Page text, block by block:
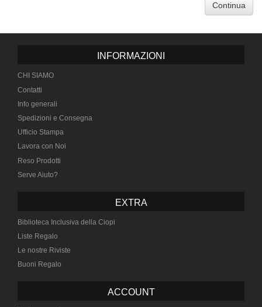
Continua
INFORMAZIONI
CHI SIAMO
Contatti
Info generali
Spedizioni e Consegna
Ufficio Stampa
Lavora con Noi
Reso Prodotti
Serve Aiuto?
EXTRA
Biblioteca Inclusiva della Ciopi
Liste Regalo
Le nostre Riviste
Buoni Regalo
ACCOUNT